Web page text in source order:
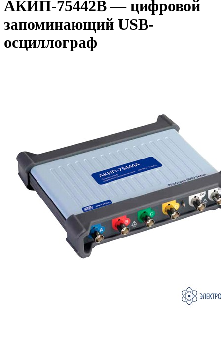
АКИП-75442B — цифровой
запоминающий USB-
осциллограф